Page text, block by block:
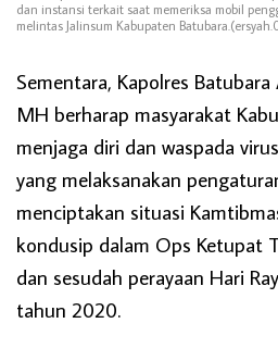
dan instansi terkait saat memeriksa mobil
melintas Jalinsum Kabupaten
Sementara, Kapolres Batubara
MH berharap masyarakat
menjaga diri dan waspada
yang melaksanakan
menciptakan situasi
kondusip dalam Ops Ketupat
dan sesudah perayaan Hari
tahun 2020.